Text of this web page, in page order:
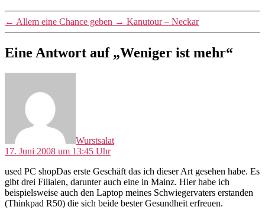
← Allem eine Chance geben → Kanutour – Neckar
Eine Antwort auf „Weniger ist mehr“
Wurstsalat
17. Juni 2008 um 13:45 Uhr
used PC shopDas erste Geschäft das ich dieser Art gesehen habe. Es
gibt drei Filialen, darunter auch eine in Mainz. Hier habe ich
beispielsweise auch den Laptop meines Schwiegervaters erstanden
(Thinkpad R50) die sich beide bester Gesundheit erfreuen.